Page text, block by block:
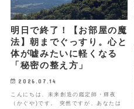
明日で終了！【お部屋の魔
法】朝までぐっすり。心と
体が嘘みたいに軽くなる
「秘密の整え方」
2026.07.14
こんにちは、未来創造の鑑定師・輝夜
（かぐや)です。 突然ですが、あなたは